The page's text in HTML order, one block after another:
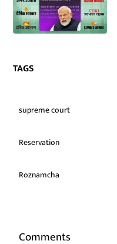
TAGS
supreme court
Reservation
Roznamcha
Comments